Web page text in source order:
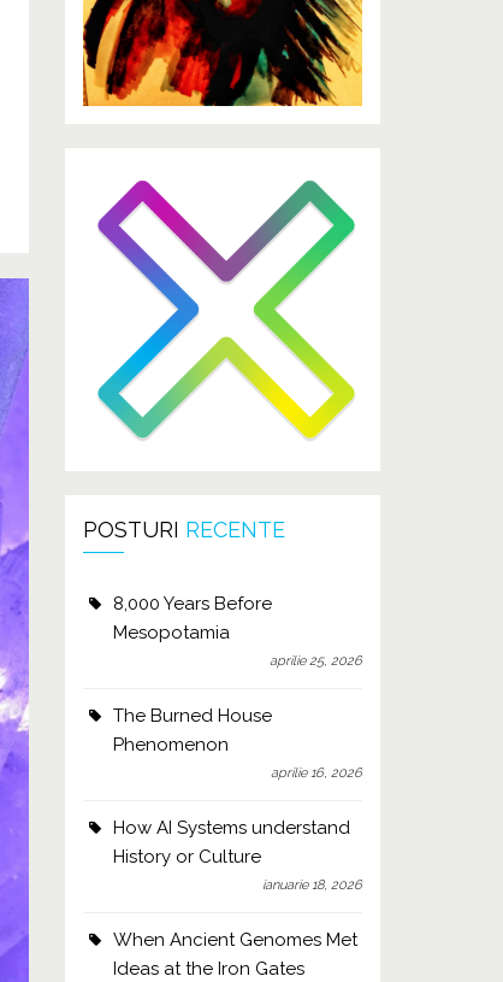
POSTURI RECENTE
8,000 Years Before
Mesopotamia
aprilie 25, 2026
The Burned House
Phenomenon
aprilie 16, 2026
How AI Systems understand
History or Culture
ianuarie 18, 2026
When Ancient Genomes Met
Ideas at the Iron Gates